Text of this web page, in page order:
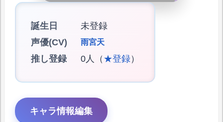
誕生日
未登録
声優(CV)
雨宮天
推し登録 0人（ ★登録）
キャラ情報編集